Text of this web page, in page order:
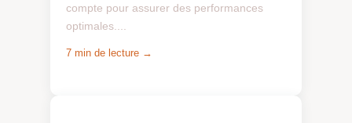
compte pour assurer des performances
optimales....
7 min de lecture →